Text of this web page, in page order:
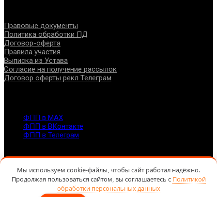
Правовые документы
Политика обработки ПД
Договор-оферта
Правила участия
Выписка из Устава
Согласие на получение рассылок
Договор оферты рекл Телеграм
ФПП в МАХ
ФПП в ВКонтакте
ФПП в Телеграм
@ Федерация помогающих профессий, 2026
Мы используем cookie-файлы, чтобы сайт работал надёжно.
Продолжая пользоваться сайтом, вы соглашаетесь с Политикой
обработки персональных данных